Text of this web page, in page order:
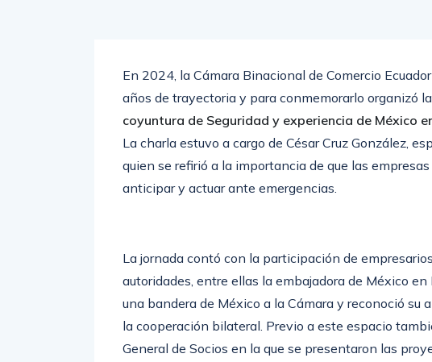
En 2024, la Cámara Binacional de Comercio
años de trayectoria y para conmemorarlo organizó
coyuntura de Seguridad y experiencia de México
La charla estuvo a cargo de César Cruz González,
quien se refirió a la importancia de que las
anticipar y actuar ante emergencias.
La jornada contó con la participación de
autoridades, entre ellas la embajadora de México en
una bandera de México a la Cámara y reconoció
la cooperación bilateral. Previo a este espacio
General de Socios en la que se presentaron las